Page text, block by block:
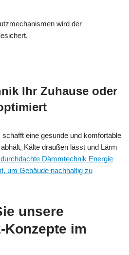
wird der
Ihr Zuhause oder
eine gesunde und komfortable
Kälte draußen lässt und Lärm
Dämmtechnik Energie
um Gebäude nachhaltig zu
unsere
Konzepte im